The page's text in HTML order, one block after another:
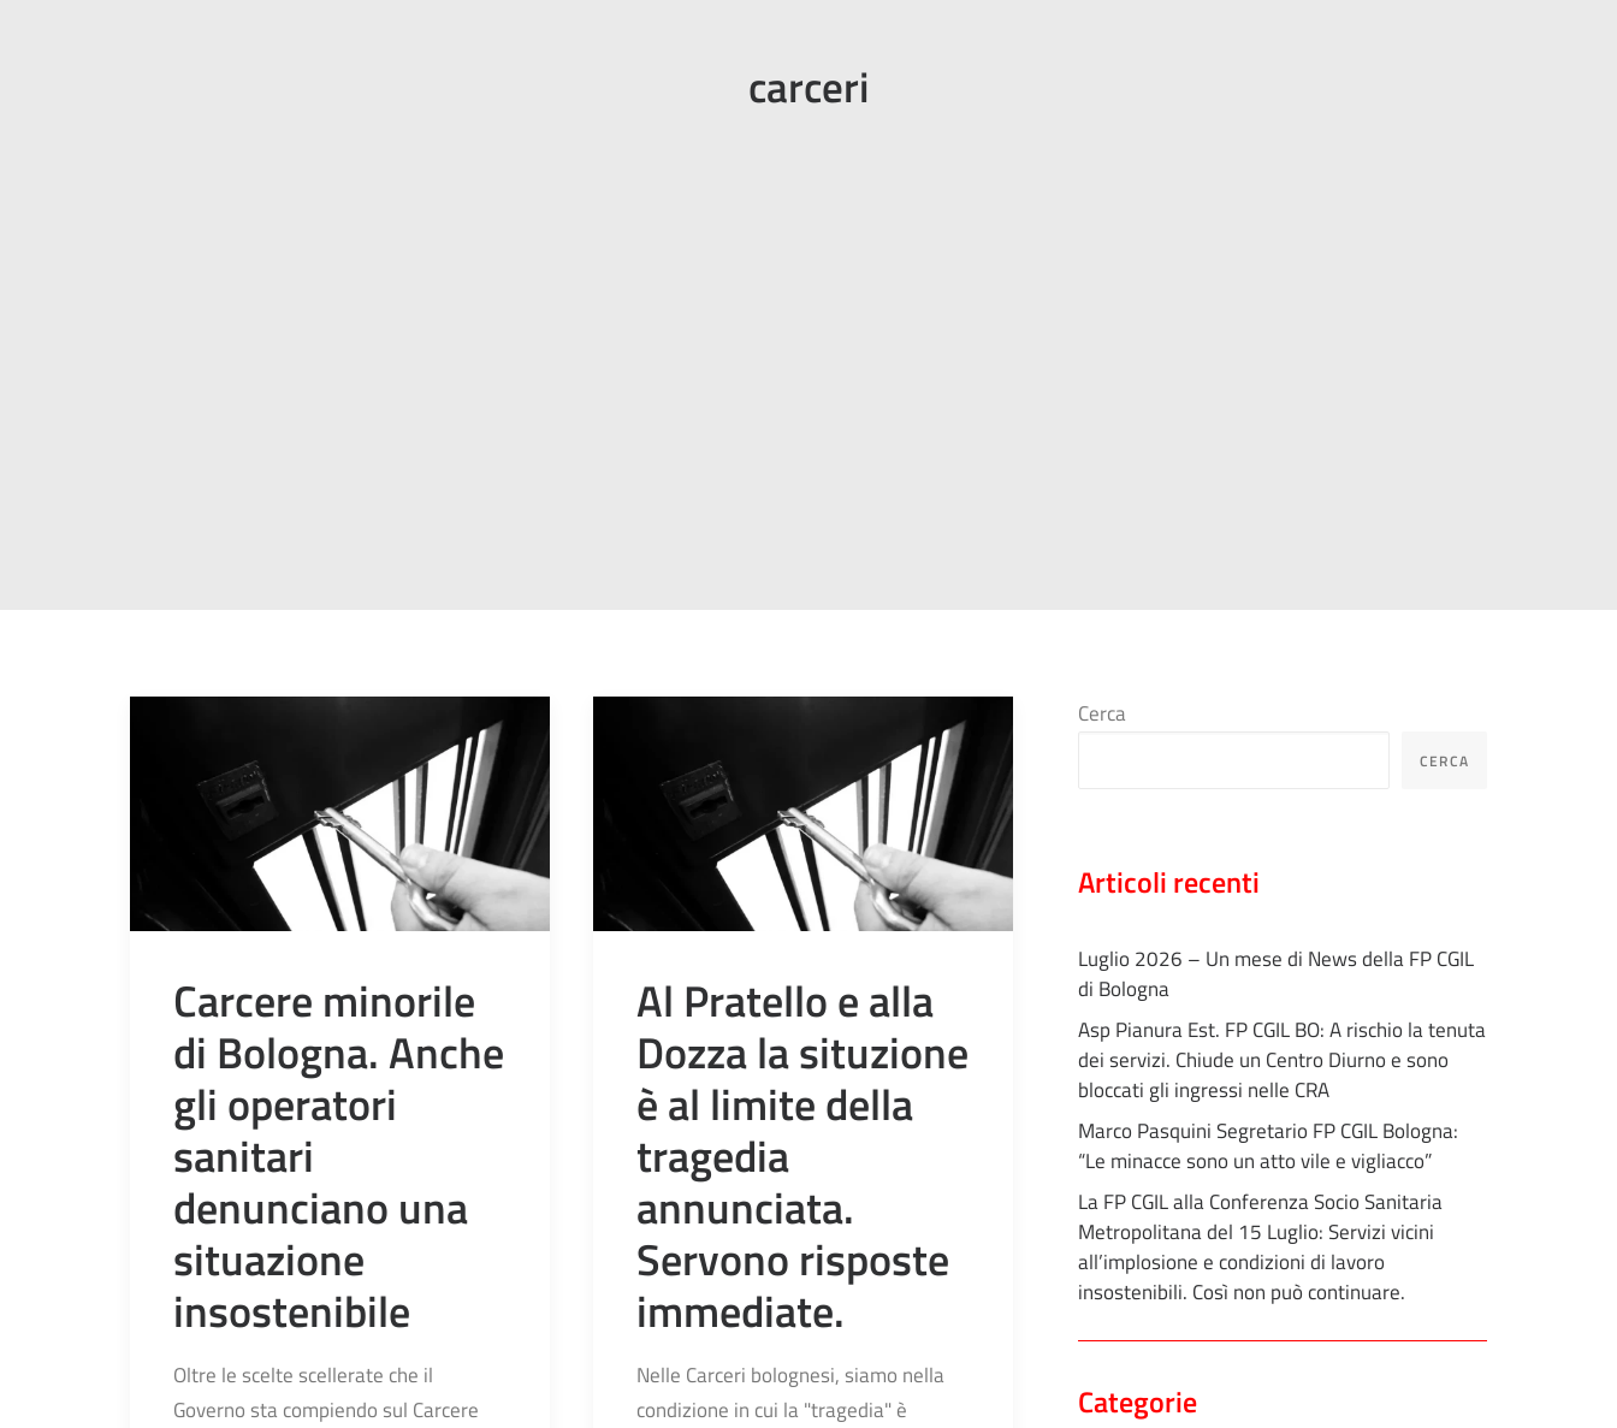
carceri
Carcere minorile
di Bologna. Anche
gli operatori
sanitari
denunciano una
situazione
insostenibile
Oltre le scelte scellerate che il
Governo sta compiendo sul Carcere
Al Pratello e alla
Dozza la situzione
è al limite della
tragedia
annunciata.
Servono risposte
immediate.
Nelle Carceri bolognesi, siamo nella
condizione in cui la "tragedia" è
Cerca
CERCA
Articoli recenti
Luglio 2026 – Un mese di News della FP CGIL
di Bologna
Asp Pianura Est. FP CGIL BO: A rischio la tenuta
dei servizi. Chiude un Centro Diurno e sono
bloccati gli ingressi nelle CRA
Marco Pasquini Segretario FP CGIL Bologna:
“Le minacce sono un atto vile e vigliacco”
La FP CGIL alla Conferenza Socio Sanitaria
Metropolitana del 15 Luglio: Servizi vicini
all’implosione e condizioni di lavoro
insostenibili. Così non può continuare.
Categorie